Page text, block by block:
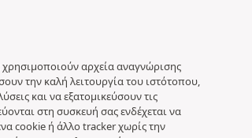
χρησιμοποιούν αρχεία αναγνώρισης
την καλή λειτουργία του ιστότοπου,
και να εξατομικεύσουν τις
στη συσκευή σας ενδέχεται να
cookie ή άλλο tracker χωρίς την